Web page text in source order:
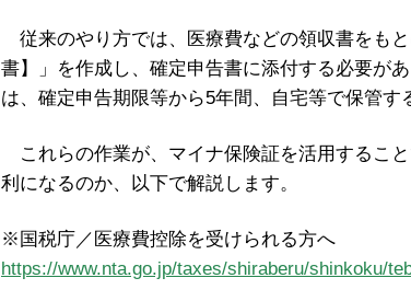
従来のやり方では、医療費などの領収書をも
書】」を作成し、確定申告書に添付する必要が
は、確定申告期限等から5年間、自宅等で保管す
これらの作業が、マイナ保険証を活用するこ
利になるのか、以下で解説します。
※国税庁／医療費控除を受けられる方へ
https://www.nta.go.jp/taxes/shiraberu/shinkoku/